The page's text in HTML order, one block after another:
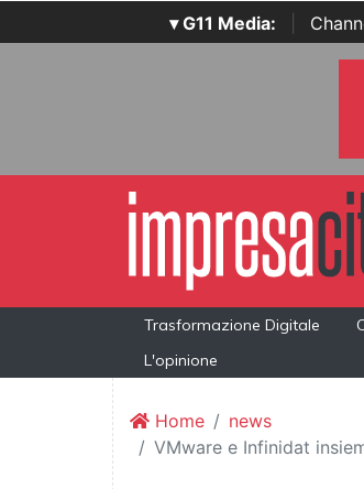
▾ G11 Media:
Trasformazione Digitale
L'opinione
Home
news
VMware e Infinidat